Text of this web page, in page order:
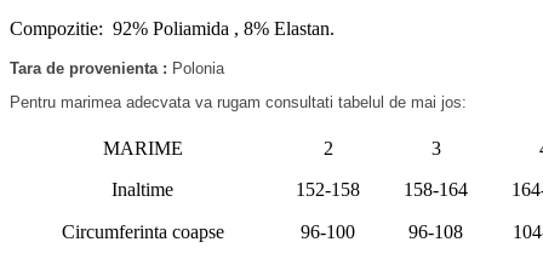
Compozitie: 92% Poliamida , 8% Elastan.
Tara de provenienta : Polonia
Pentru marimea adecvata va rugam consultati tabelul de mai jos:
MARIME 2 3
Inaltime
152-158 158-164
Circumferinta coapse 96-100 96-108